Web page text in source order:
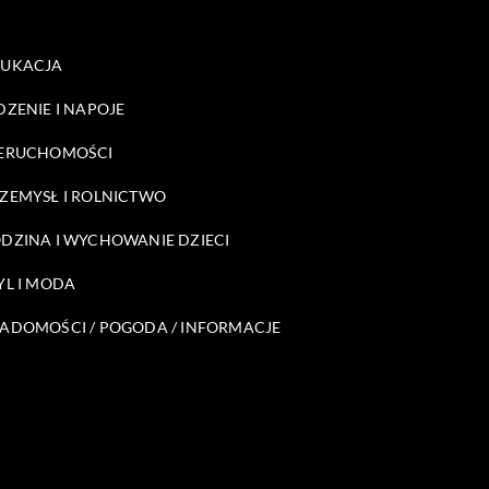
I NAPOJE
I ROLNICTWO
I WYCHOWANIE DZIECI
I MODA
/ POGODA / INFORMACJE